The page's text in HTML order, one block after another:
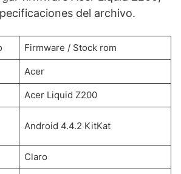
del archivo.
Firmware / Stock rom
Acer
Acer Liquid Z200
Android 4.4.2 KitKat
Claro